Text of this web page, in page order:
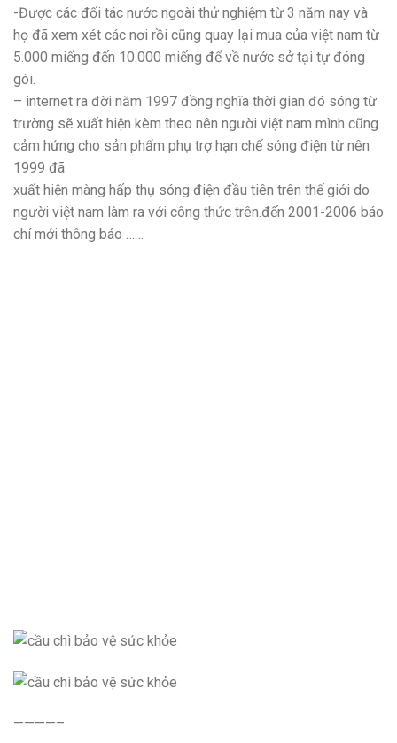
-Được các đối tác nước ngoài thử nghiệm từ 3 năm nay và
họ đã xem xét các nơi rồi cũng quay lại mua của việt nam từ
5.000 miếng đến 10.000 miếng để về nước sở tại tự đóng
gói.
– internet ra đời năm 1997 đồng nghĩa thời gian đó sóng từ
trường sẽ xuất hiện kèm theo nên người việt nam mình cũng
cảm hứng cho sản phẩm phụ trợ hạn chế sóng điện từ nên
1999 đã
xuất hiện màng hấp thụ sóng điện đầu tiên trên thế giới do
người việt nam làm ra với công thức trên.đến 2001-2006 báo
chí mới thông báo ……
————–